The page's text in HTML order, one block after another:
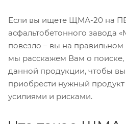
Если вы ищете ЩМА-20 на
асфальтобетонного завода
повезло – вы на правильном
мы расскажем Вам о
данной продукции, чтобы
приобрести нужный
усилиями и рисками.